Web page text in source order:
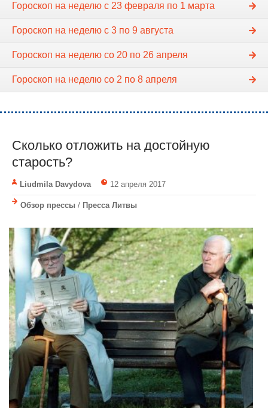
Гороскоп на неделю c 23 февраля по 1 марта
Гороскоп на неделю c 3 по 9 августа
Гороскоп на неделю cо 20 по 26 апреля
Гороскоп на неделю со 2 по 8 апреля
Сколько отложить на достойную
старость?
Liudmila Davydova 12 апреля 2017
Обзор прессы / Пресса Литвы